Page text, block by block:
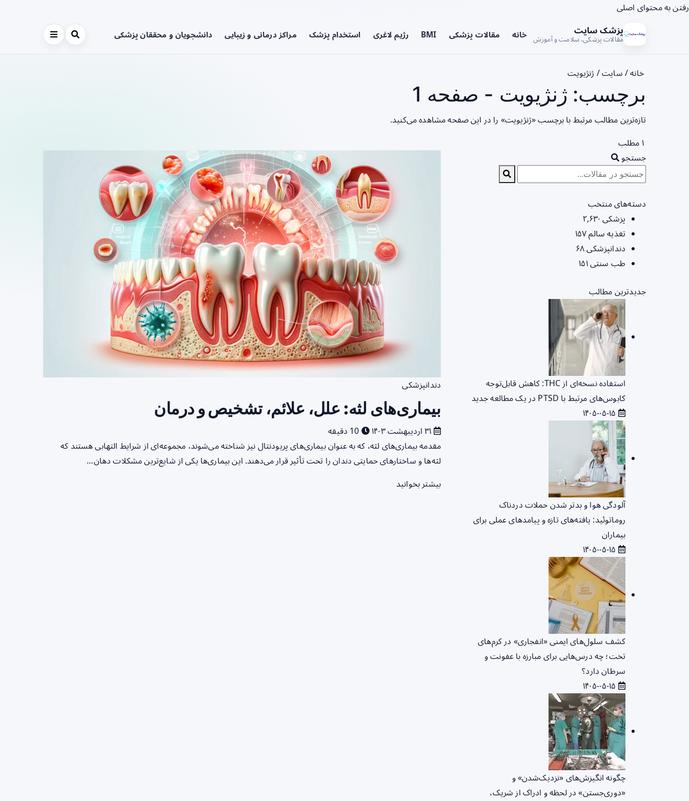
رفتن به محتوای اصلی
پزشک سایت
مقالات پزشکی، سلامت و آموزش خانه مقالات پزشکی BMI رژیم لاغری استخدام پزشک مراکز درمانی و زیبایی دانشجویان و محققان پزشکی
خانه/ سایت/ ژنژیویت
برچسب: ژنژیویت - صفحه 1
تازه‌ترین مطالب مرتبط با برچسب «ژنژیویت» را در این صفحه مشاهده می‌کنید.
۱ مطلب
دندانپزشکی
بیماری‌های لثه: علل، علائم، تشخیص و درمان
مقدمه بیماری‌های لثه، که به عنوان بیماری‌های پریودنتال نیز شناخته می‌شوند، مجموعه‌ای از شرایط التهابی هستند که
لثه‌ها و ساختارهای حمایتی دندان را تحت تأثیر قرار می‌دهند. این بیماری‌ها یکی از شایع‌ترین مشکلات دهان…
بیشتر بخوانید
جستجو
دسته‌های منتخب
پزشکی ۲,۶۳۰
تغذیه سالم۱۵۷
دندانپزشکی۶۸
طب سنتی۱۵۱
جدیدترین مطالب
استفاده نسخه‌ای از THC: کاهش قابل‌توجه
کابوس‌های مرتبط با PTSD در یک مطالعه جدید
آلودگی هوا و بدتر شدن حملات دردناک
روماتوئید: یافته‌های تازه و پیامدهای عملی برای
بیماران
کشف سلول‌های ایمنی «انفجاری» در کرم‌های
تخت؛ چه درس‌هایی برای مبارزه با عفونت و
سرطان دارد؟
چگونه انگیزش‌های «نزدیک‌شدن» و
«دوری‌جستن» در لحظه و ادراک از شریک،